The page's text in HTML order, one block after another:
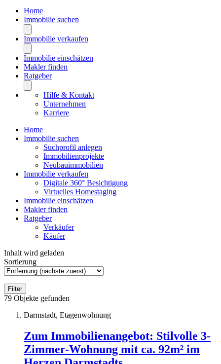
Home
Immobilie suchen
Immobilie verkaufen
Immobilie einschätzen
Makler finden
Ratgeber
Hilfe & Kontakt
Unternehmen
Karriere
Home
Immobilie suchen
Suchprofil anlegen
Immobilienprojekte
Neubauimmobilien
Immobilie verkaufen
Digitale 360° Besichtigung
Virtuelles Homestaging
Immobilie einschätzen
Makler finden
Ratgeber
Verkäufer
Käufer
Inhalt wird geladen
Sortierung
Filter
79 Objekte gefunden
Darmstadt, Etagenwohnung
Zum Immobilienangebot: Stilvolle 3-
Zimmer-Wohnung mit ca. 92m² im